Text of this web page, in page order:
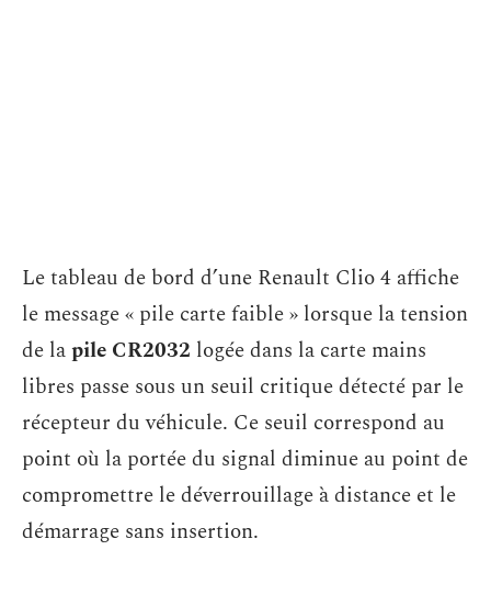
Le tableau de bord d’une Renault Clio 4 affiche
le message « pile carte faible » lorsque la tension
de lapile CR2032 logée dans la carte mains
libres passe sous un seuil critique détecté par le
récepteur du véhicule. Ce seuil correspond au
point où la portée du signal diminue au point de
compromettre le déverrouillage à distance et le
démarrage sans insertion.